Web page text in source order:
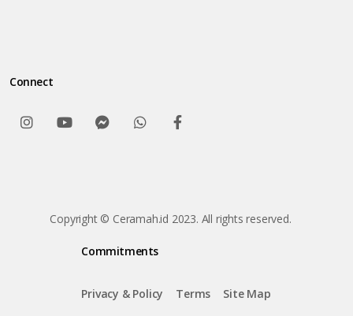
Connect
Copyright © Ceramah.id 2023. All rights reserved.
Commitments
Privacy & Policy Terms Site Map